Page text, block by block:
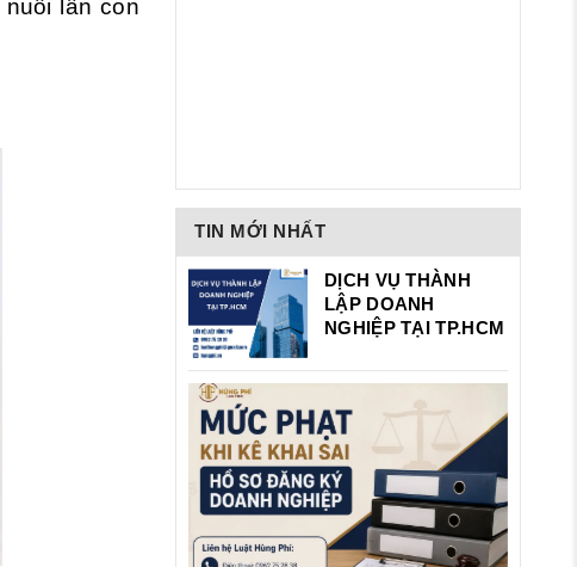
lẫn con
TIN MỚI NHẤT
DỊCH VỤ THÀNH
LẬP DOANH
NGHIỆP TẠI TP.HCM